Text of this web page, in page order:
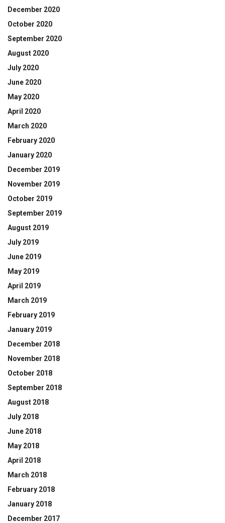
December 2020
October 2020
September 2020
August 2020
July 2020
June 2020
May 2020
April 2020
March 2020
February 2020
January 2020
December 2019
November 2019
October 2019
September 2019
August 2019
July 2019
June 2019
May 2019
April 2019
March 2019
February 2019
January 2019
December 2018
November 2018
October 2018
September 2018
August 2018
July 2018
June 2018
May 2018
April 2018
March 2018
February 2018
January 2018
December 2017